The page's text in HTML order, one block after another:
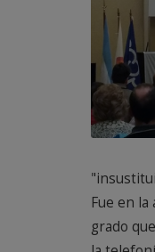
Fue en
grado